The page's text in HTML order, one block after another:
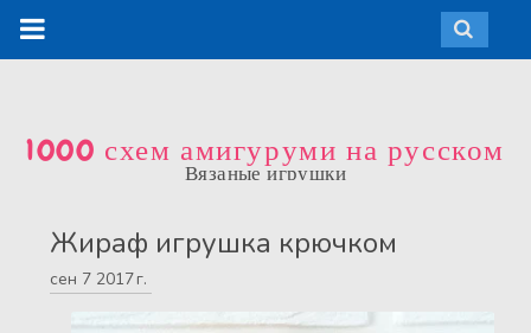
1000 схем амигуруми на русском
Вязаные игрушки
Жираф игрушка крючком
сен 7 2017 г.